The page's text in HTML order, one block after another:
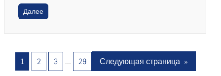
Далее
1 2 3 … 29 Следующая страница »